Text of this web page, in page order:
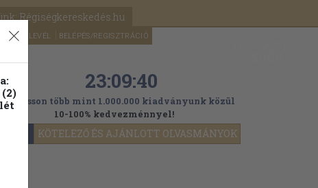
Régiségkereskedés.hu
HÍRLEVÉL BELÉPÉS/REGISZTRÁCIÓ
KÖTELEZŐ ÉS AJÁNLOTT OLVASMÁNYOK
23:09:39
több mint 1.000.000 kiadványunk közül
10-100% kedvezménnyel!